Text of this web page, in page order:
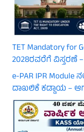
TET Mandatory for
2028ರವರೆಗೆ ವಿಸ್ತರಣೆ
e-PAR IPR Module
ದಾಖಲಿಕೆ ಕಡ್ಡಾಯ –